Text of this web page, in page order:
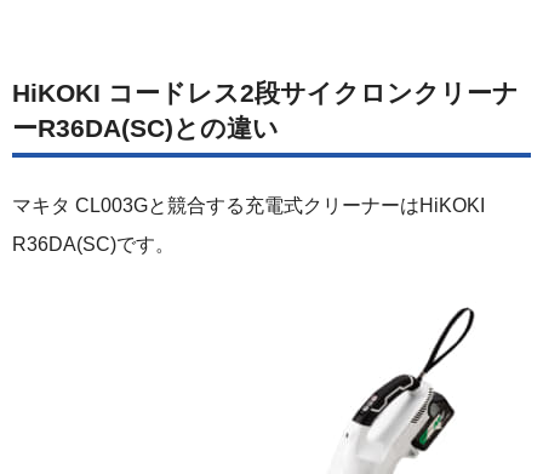
HiKOKI コードレス2段サイクロンクリーナ
ーR36DA(SC)との違い
マキタ CL003Gと競合する充電式クリーナーはHiKOKI
R36DA(SC)です。